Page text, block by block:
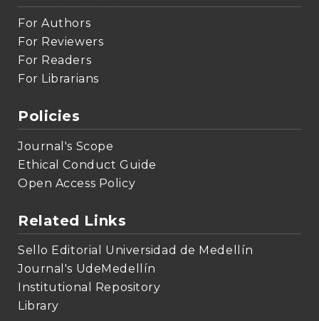
For Authors
For Reviewers
For Readers
For Librarians
Policies
Journal's Scope
Ethical Conduct Guide
Open Access Policy
Related Links
Sello Editorial Universidad de Medellín
Journal's UdeMedellín
Institutional Repository
Library